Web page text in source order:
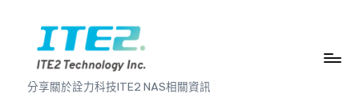
content
I
分享關於詮力科技ITE2 NAS相關資訊